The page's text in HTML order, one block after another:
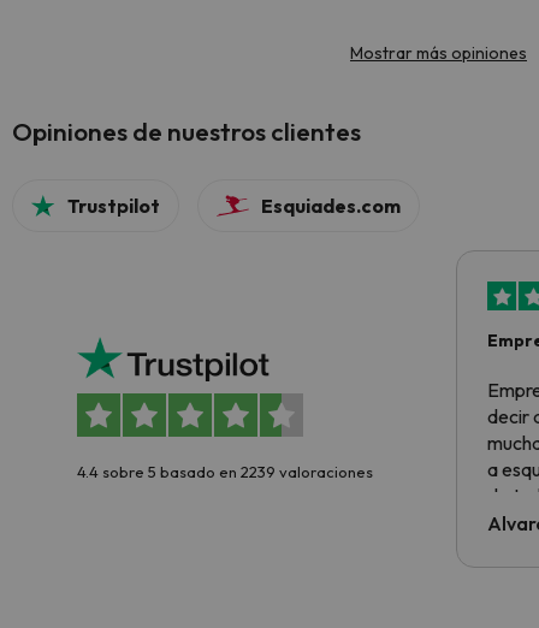
Mostrar más opiniones
Opiniones de nuestros clientes
Trustpilot Esquiades.com
4.4 sobre 5 basado en 2239 valoraciones
decir
a
de
al
culpa